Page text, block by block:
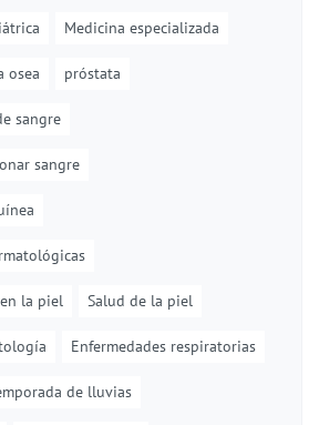
Medicina especializada
osea próstata
sangre
sangre
la piel Salud de la piel
Enfermedades respiratorias
de lluvias